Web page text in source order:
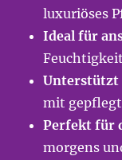
luxuriöses
Ideal für
Unterstützt
mit
Perfekt für
morgens